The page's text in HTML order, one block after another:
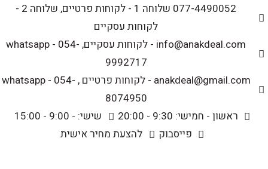
077-4490052 שלוחה 1 - לקוחות פרטיים, שלוחה 2 -
לקוחות עסקיים
info@anakdeal.com - לקוחות עסקיים, whatsapp - 054-
9992717
anakdeal@gmail.com - לקוחות פרטיים , whatsapp - 054-
8074950
ראשון - חמישי: 9:30 - 20:00
שישי: - 9:00 - 15:00
פייסבוק
להצעת מחיר אישית